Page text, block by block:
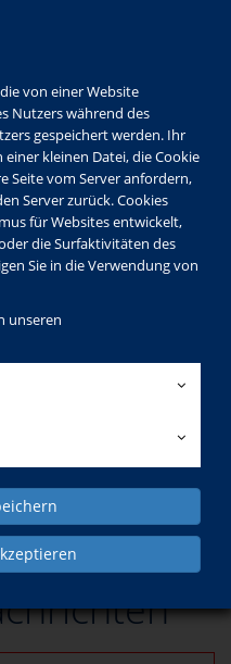
von einer Website
Nutzers während des
gespeichert werden. Ihr
kleinen Datei, die Cookie
Seite vom Server anfordern,
Server zurück. Cookies
für Websites entwickelt,
die Surfaktivitäten des
Sie in die Verwendung von
unseren